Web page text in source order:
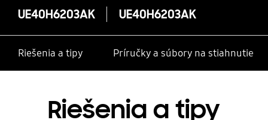
UE40H6203AK UE40H6203AK
Riešenia a tipy Príručky a súbory na stiahnutie
Riešenia a tipy